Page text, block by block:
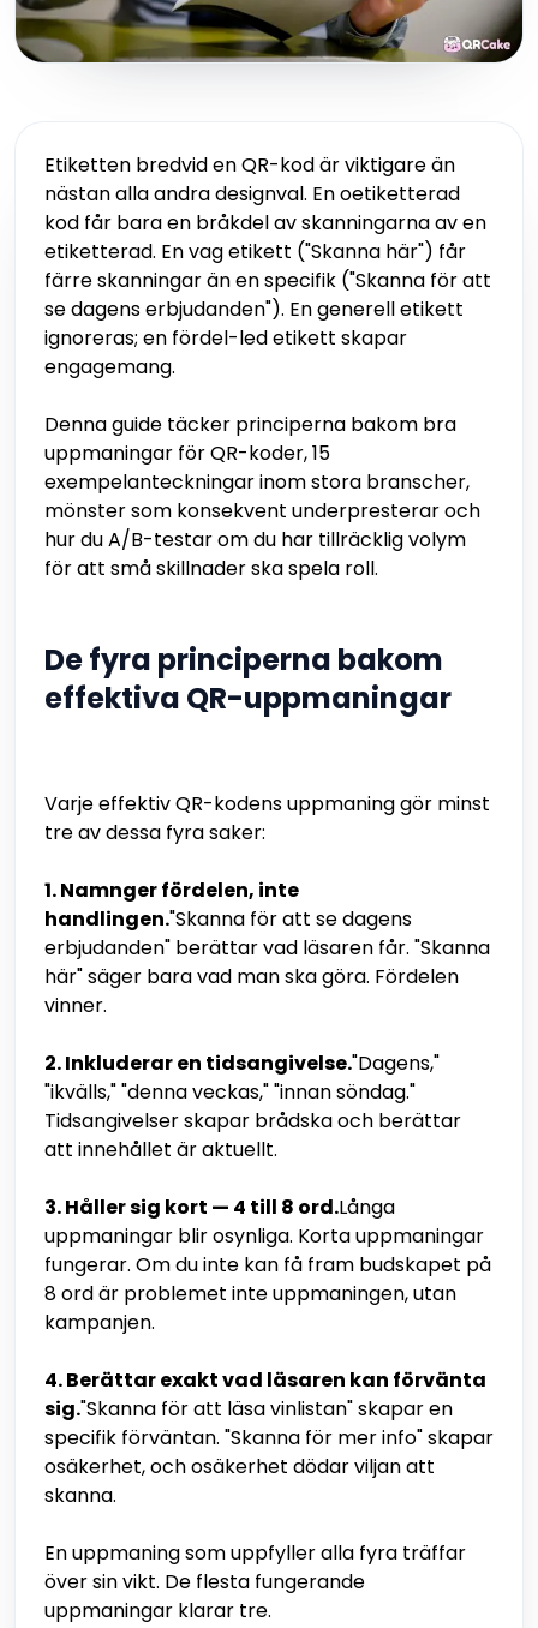
Etiketten bredvid en QR-kod är viktigare än
nästan alla andra designval. En oetiketterad
kod får bara en bråkdel av skanningarna av en
etiketterad. En vag etikett ("Skanna här") får
färre skanningar än en specifik ("Skanna för att
se dagens erbjudanden"). En generell etikett
ignoreras; en fördel-led etikett skapar
engagemang.
Denna guide täcker principerna bakom bra
uppmaningar för QR-koder, 15
exempelanteckningar inom stora branscher,
mönster som konsekvent underpresterar och
hur du A/B-testar om du har tillräcklig volym
för att små skillnader ska spela roll.
De fyra principerna bakom
effektiva QR-uppmaningar
Varje effektiv QR-kodens uppmaning gör minst
tre av dessa fyra saker:
1. Namnger fördelen, inte
handlingen."Skanna för att se dagens
erbjudanden" berättar vad läsaren får. "Skanna
här" säger bara vad man ska göra. Fördelen
vinner.
2. Inkluderar en tidsangivelse."Dagens,"
"ikvälls," "denna veckas," "innan söndag."
Tidsangivelser skapar brådska och berättar
att innehållet är aktuellt.
3. Håller sig kort — 4 till 8 ord.Långa
uppmaningar blir osynliga. Korta uppmaningar
fungerar. Om du inte kan få fram budskapet på
8 ord är problemet inte uppmaningen, utan
kampanjen.
4. Berättar exakt vad läsaren kan förvänta
sig."Skanna för att läsa vinlistan" skapar en
specifik förväntan. "Skanna för mer info" skapar
osäkerhet, och osäkerhet dödar viljan att
skanna.
En uppmaning som uppfyller alla fyra träffar
över sin vikt. De flesta fungerande
uppmaningar klarar tre.